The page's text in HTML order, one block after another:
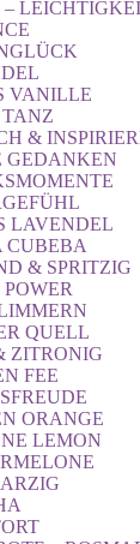
–
VANILLE
&
GEDANKEN
LAVENDEL
CUBEBA
& SPRITZIG
QUELL
ZITRONIG
FEE
ORANGE
LEMON